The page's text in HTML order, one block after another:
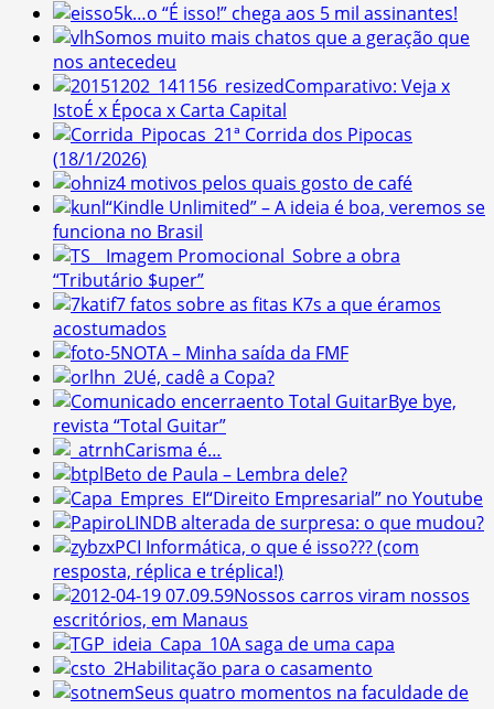
…o “É isso!” chega aos 5 mil assinantes!
Somos muito mais chatos que a geração que
nos antecedeu
Comparativo: Veja x
IstoÉ x Época x Carta Capital
1ª Corrida dos Pipocas
(18/1/2026)
4 motivos pelos quais gosto de café
“Kindle Unlimited” – A ideia é boa, veremos se
funciona no Brasil
Sobre a obra
“Tributário $uper”
7 fatos sobre as fitas K7s a que éramos
acostumados
NOTA – Minha saída da FMF
Ué, cadê a Copa?
Bye bye,
revista “Total Guitar”
Carisma é…
Beto de Paula – Lembra dele?
“Direito Empresarial” no Youtube
LINDB alterada de surpresa: o que mudou?
PCI Informática, o que é isso??? (com
resposta, réplica e tréplica!)
Nossos carros viram nossos
escritórios, em Manaus
A saga de uma capa
Habilitação para o casamento
Seus quatro momentos na faculdade de